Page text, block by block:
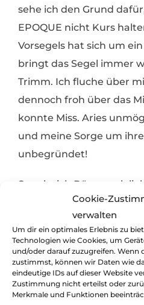
Cookie-
verwalten
Um dir ein optimales Erlebnis zu
Technologien wie Cookies, um
und/oder darauf zuzugreifen. Wenn
zustimmst, können wir Daten wie
eindeutige IDs auf dieser Website
Zustimmung nicht erteilst oder
Merkmale und Funktionen
sehe ich den Grund
EPOQUE nicht Kurs
Vorsegels hat sich um
bringt das Segel immer
Trimm. Ich fluche über
dennoch froh über das
konnte Miss. Aries
und meine Sorge um
unbegründet!
So sehr ich Dänemark
entlang der
im Herbst ein wenig
Schwärmerei von
und Michael bald auf
Mach nichts, wir
und in der dänischen